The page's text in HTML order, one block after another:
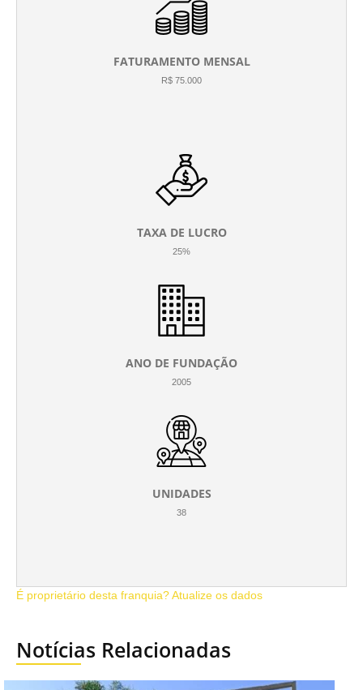
FATURAMENTO MENSAL
R$ 75.000
TAXA DE LUCRO
25%
ANO DE FUNDAÇÃO
2005
UNIDADES
38
É proprietário desta franquia? Atualize os dados
Notícias Relacionadas